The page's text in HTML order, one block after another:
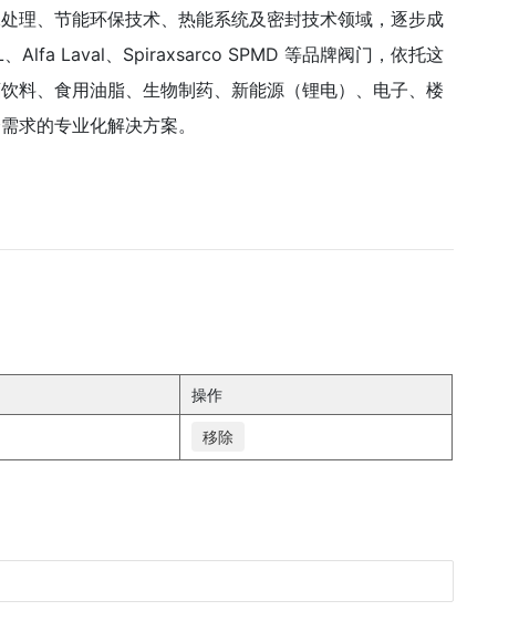
理、节能环保技术、热能系统及密封技术领域，逐步成
Alfa Laval、Spiraxsarco SPMD 等品牌阀门，依托这
料、食用油脂、生物制药、新能源（锂电）、电子、楼
求的专业化解决方案。
操作
移除